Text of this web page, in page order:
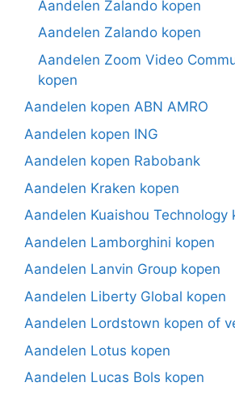
Aandelen Zalando kopen
Aandelen Zalando kopen
Aandelen Zoom Video
kopen
Aandelen kopen ABN AMRO
Aandelen kopen ING
Aandelen kopen Rabobank
Aandelen Kraken kopen
Aandelen Kuaishou Technology
Aandelen Lamborghini kopen
Aandelen Lanvin Group kopen
Aandelen Liberty Global kopen
Aandelen Lordstown kopen of
Aandelen Lotus kopen
Aandelen Lucas Bols kopen